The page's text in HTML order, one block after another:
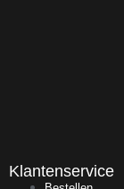
Klantenservice